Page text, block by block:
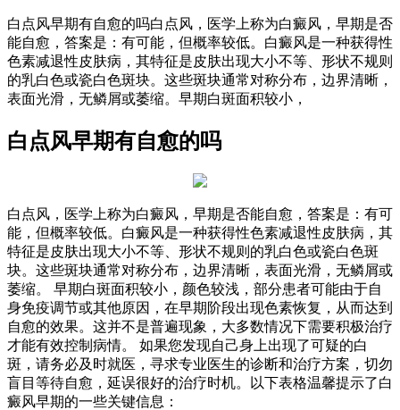
白点风早期有自愈的吗白点风，医学上称为白癜风，早期是否
能自愈，答案是：有可能，但概率较低。白癜风是一种获得性
色素减退性皮肤病，其特征是皮肤出现大小不等、形状不规则
的乳白色或瓷白色斑块。这些斑块通常对称分布，边界清晰，
表面光滑，无鳞屑或萎缩。早期白斑面积较小，
白点风早期有自愈的吗
白点风，医学上称为白癜风，早期是否能自愈，答案是：有可
能，但概率较低。白癜风是一种获得性色素减退性皮肤病，其
特征是皮肤出现大小不等、形状不规则的乳白色或瓷白色斑
块。这些斑块通常对称分布，边界清晰，表面光滑，无鳞屑或
萎缩。 早期白斑面积较小，颜色较浅，部分患者可能由于自
身免疫调节或其他原因，在早期阶段出现色素恢复，从而达到
自愈的效果。这并不是普遍现象，大多数情况下需要积极治疗
才能有效控制病情。 如果您发现自己身上出现了可疑的白
斑，请务必及时就医，寻求专业医生的诊断和治疗方案，切勿
盲目等待自愈，延误很好的治疗时机。以下表格温馨提示了白
癜风早期的一些关键信息：